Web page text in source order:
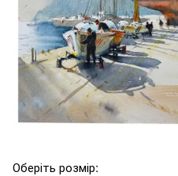
Оберіть розмір: